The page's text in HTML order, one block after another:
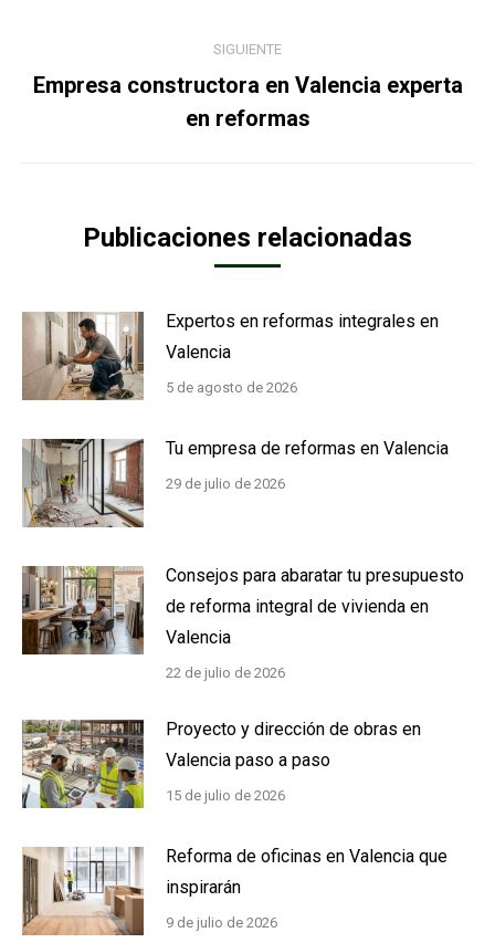
SIGUIENTE
Publicación
siguiente:
Empresa constructora en Valencia experta
en reformas
Publicaciones relacionadas
Expertos en reformas integrales en
Valencia
5 de agosto de 2026
Tu empresa de reformas en Valencia
29 de julio de 2026
Consejos para abaratar tu presupuesto
de reforma integral de vivienda en
Valencia
22 de julio de 2026
Proyecto y dirección de obras en
Valencia paso a paso
15 de julio de 2026
Reforma de oficinas en Valencia que
inspirarán
9 de julio de 2026